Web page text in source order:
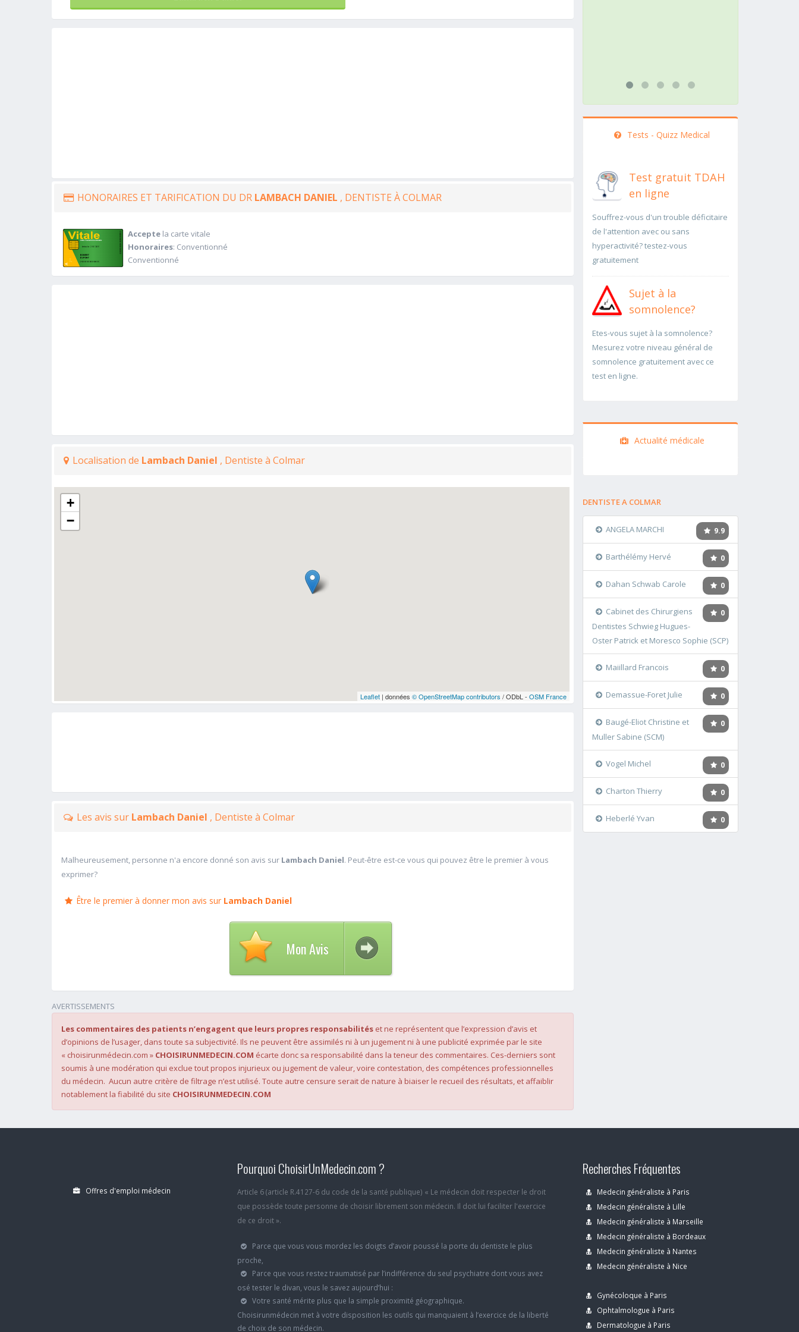
HONORAIRES ET TARIFICATION DU DR LAMBACH DANIEL , DENTISTE À COLMAR
Acceptela carte vitale
Honoraires: Conventionné
Conventionné
Localisation de Lambach Daniel , Dentiste à Colmar
+
−
Leaflet| données © OpenStreetMap contributors / ODbL - OSM France
Les avis sur Lambach Daniel , Dentiste à Colmar
Malheureusement, personne n'a encore donné son avis sur Lambach Daniel. Peut-être est-ce vous qui pouvez être le premier à vous
exprimer?
Être le premier à donner mon avis sur Lambach Daniel
Mon Avis
AVERTISSEMENTS
Les commentaires des patients n’engagent que leurs propres responsabilités et ne représentent que l’expression d’avis et
d’opinions de l’usager, dans toute sa subjectivité. Ils ne peuvent être assimilés ni à un jugement ni à une publicité exprimée par le site
« choisirunmédecin.com » CHOISIRUNMEDECIN.COM écarte donc sa responsabilité dans la teneur des commentaires. Ces-derniers sont
soumis à une modération qui exclue tout propos injurieux ou jugement de valeur, voire contestation, des compétences professionnelles
du médecin. Aucun autre critère de filtrage n’est utilisé. Toute autre censure serait de nature à biaiser le recueil des résultats, et affaiblir
notablement la fiabilité du site CHOISIRUNMEDECIN.COM
Tests - Quizz Medical
Test gratuit TDAH
en ligne
Souffrez-vous d'un trouble déficitaire
de l'attention avec ou sans
hyperactivité? testez-vous
gratuitement
Sujet à la
somnolence?
Etes-vous sujet à la somnolence?
Mesurez votre niveau général de
somnolence gratuitement avec ce
test en ligne.
Actualité médicale
DENTISTE A COLMAR
9.9
ANGELA MARCHI
0
Barthélémy Hervé
0
Dahan Schwab Carole
0
Cabinet des Chirurgiens
Dentistes Schwieg Hugues-
Oster Patrick et Moresco Sophie (SCP)
0
Maiillard Francois
0
Demassue-Foret Julie
0
Baugé-Eliot Christine et
Muller Sabine (SCM)
0
Vogel Michel
0
Charton Thierry
0
Heberlé Yvan
Offres d'emploi médecin
Pourquoi ChoisirUnMedecin.com ?
Article 6 (article R.4127-6 du code de la santé publique) « Le médecin doit respecter le droit
que possède toute personne de choisir librement son médecin. Il doit lui faciliter l'exercice
de ce droit ».
Parce que vous vous mordez les doigts d’avoir poussé la porte du dentiste le plus
proche,
Parce que vous restez traumatisé par l’indifférence du seul psychiatre dont vous avez
osé tester le divan, vous le savez aujourd’hui :
Votre santé mérite plus que la simple proximité géographique.
Choisirunmédecin met à votre disposition les outils qui manquaient à l’exercice de la liberté
de choix de son médecin.
Recherches Fréquentes
Medecin généraliste à Paris
Medecin généraliste à Lille
Medecin généraliste à Marseille
Medecin généraliste à Bordeaux
Medecin généraliste à Nantes
Medecin généraliste à Nice
Gynécoloque à Paris
Ophtalmologue à Paris
Dermatologue à Paris